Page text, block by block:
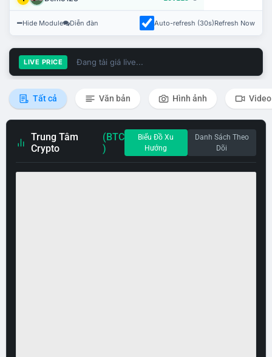
Hide Module Diễn đàn Auto-refresh (30s)Refresh Now
LIVE PRICE Đang tải giá live...
Tất cả Văn bản Hình ảnh Video
Trung Tâm
Crypto
(BTC
)
Biểu Đồ Xu
Hướng
Danh Sách Theo
Dõi